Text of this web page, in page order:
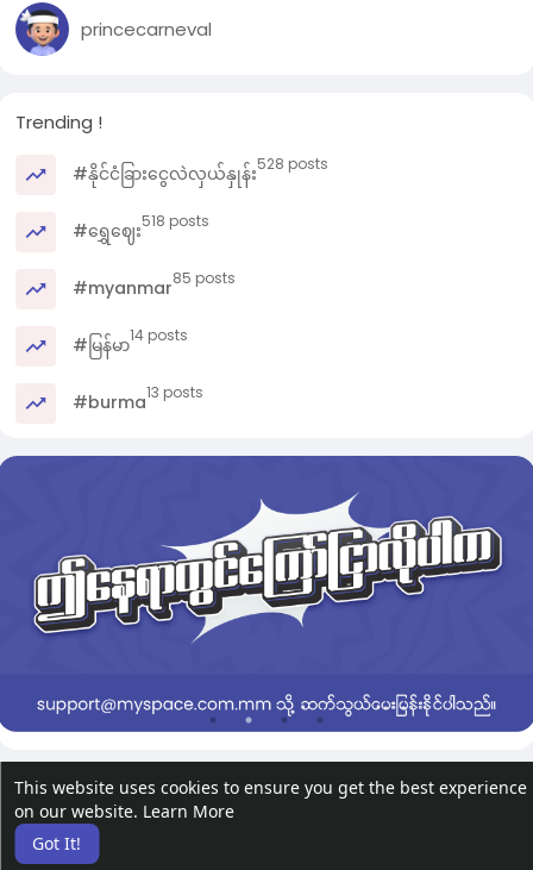
This website uses cookies to ensure you get the best experience
on our website. Learn More
Got It!
princecarneval
Trending !
#နိုင်ငံခြားငွေလဲလှယ်နှုန်း528 posts
#ရွှေဈေး518 posts
#myanmar85 posts
#မြန်မာ14 posts
#burma13 posts